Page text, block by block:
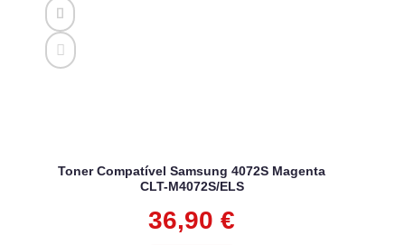
Toner Compatível Samsung 4072S Magenta
CLT-M4072S/ELS
36,90 €